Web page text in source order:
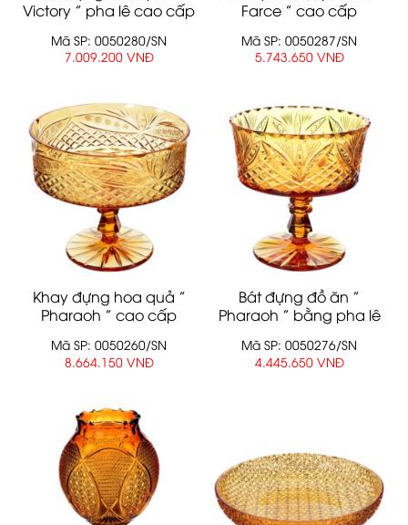
Victory ” pha lê cao cấp
Mã SP: 0050280/SN
7.009.200 VNĐ
Farce ” cao cấp
Mã SP: 0050287/SN
5.743.650 VNĐ
Khay đựng hoa quả ”
Pharaoh ” cao cấp
Mã SP: 0050260/SN
8.664.150 VNĐ
Bát đựng đồ ăn ”
Pharaoh ” bằng pha lê
Mã SP: 0050276/SN
4.445.650 VNĐ